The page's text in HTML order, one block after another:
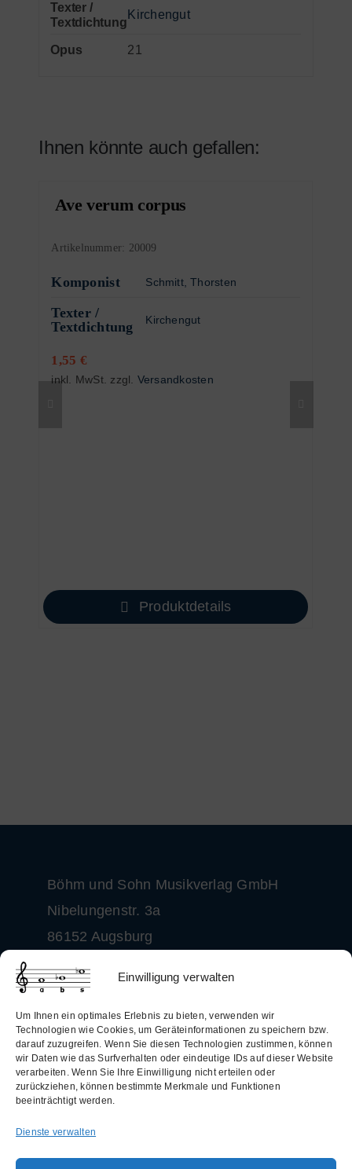
Einwilligung verwalten
Um Ihnen ein optimales Erlebnis zu bieten, verwenden wir
Technologien wie Cookies, um Geräteinformationen zu speichern bzw.
darauf zuzugreifen. Wenn Sie diesen Technologien zustimmen, können
wir Daten wie das Surfverhalten oder eindeutige IDs auf dieser Website
verarbeiten. Wenn Sie Ihre Einwilligung nicht erteilen oder
zurückziehen, können bestimmte Merkmale und Funktionen
beeinträchtigt werden.
Dienste verwalten
Texter /
Textdichtung
Kirchengut
Opus 21
Ihnen könnte auch gefallen:
Ave verum corpus
Artikelnummer: 20009
Komponist Schmitt, Thorsten
Texter /
Textdichtung
Kirchengut
1,55 €
inkl. MwSt. zzgl. Versandkosten
Produktdetails
Böhm und Sohn Musikverlag GmbH
Nibelungenstr. 3a
86152 Augsburg
info@boehm-und-sohn.de
Allgemeine Geschäftsbedingungen
(AGB)
Datenschutzerklärung
Widerrufsbelehrung